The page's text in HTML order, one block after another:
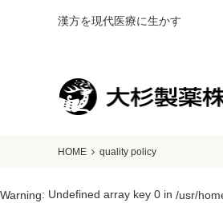
漢方を現代医療に生かす
HOME quality policy
Warning: Undefined array key 0 in /usr/